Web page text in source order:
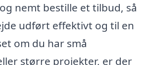
nemt bestille et tilbud, så
udført effektivt og til en
om du har små
større projekter, er der